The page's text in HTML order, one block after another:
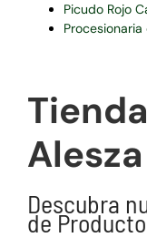
Picudo Rojo
Descubra
de